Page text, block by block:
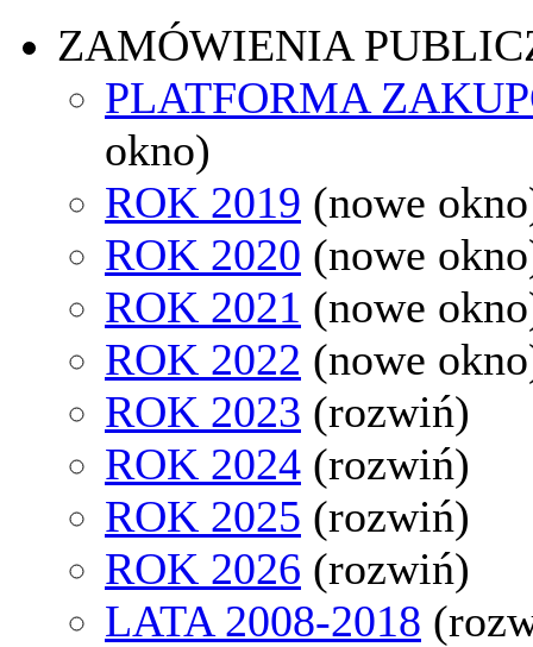
ZAMÓWIENIA
PLATFORMA
okno)
ROK 2019 (nowe
ROK 2020 (nowe
ROK 2021 (nowe
ROK 2022 (nowe
ROK 2023 (rozwiń)
ROK 2024 (rozwiń)
ROK 2025 (rozwiń)
ROK 2026 (rozwiń)
LATA 2008-2018